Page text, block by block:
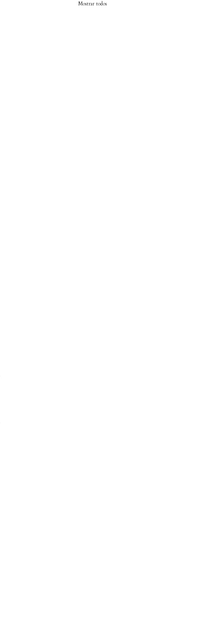
Mostrar todos